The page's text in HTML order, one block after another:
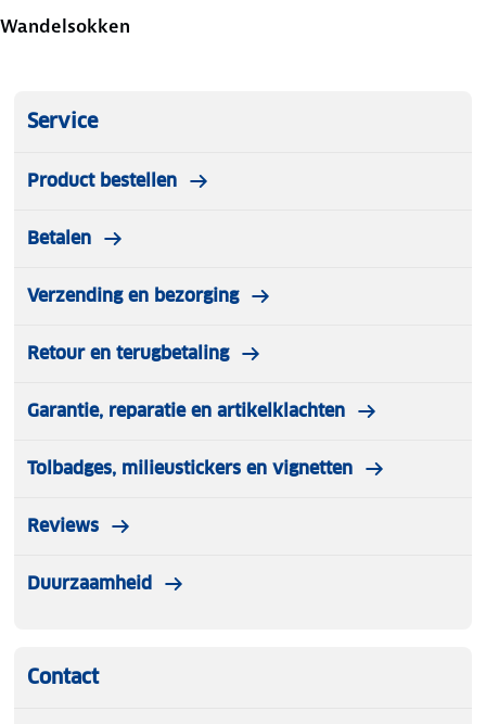
Wandelsokken
Service
Product bestellen
Betalen
Verzending en bezorging
Retour en terugbetaling
Garantie, reparatie en artikelklachten
Tolbadges, milieustickers en vignetten
Reviews
Duurzaamheid
Contact